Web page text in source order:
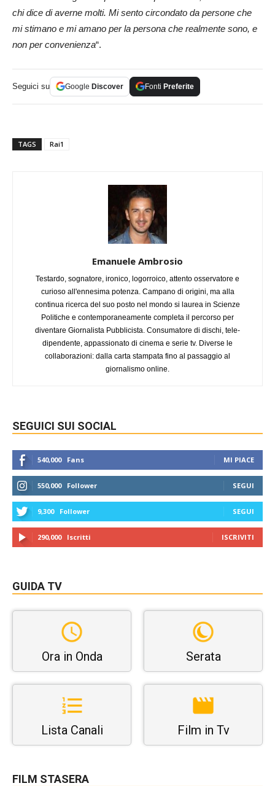
chi dice di averne molti. Mi sento circondato da persone che
mi stimano e mi amano per la persona che realmente sono, e
non per convenienza“.
Seguici su Google Discover Fonti Preferite
TAGS Rai1
Emanuele Ambrosio
Testardo, sognatore, ironico, logorroico, attento osservatore e
curioso all'ennesima potenza. Campano di origini, ma alla
continua ricerca del suo posto nel mondo si laurea in Scienze
Politiche e contemporaneamente completa il percorso per
diventare Giornalista Pubblicista. Consumatore di dischi, tele-
dipendente, appassionato di cinema e serie tv. Diverse le
collaborazioni: dalla carta stampata fino al passaggio al
giornalismo online.
SEGUICI SUI SOCIAL
540,000 Fans MI PIACE
550,000 Follower SEGUI
9,300 Follower SEGUI
290,000 Iscritti ISCRIVITI
GUIDA TV
Ora in Onda Serata
Lista Canali Film in Tv
FILM STASERA